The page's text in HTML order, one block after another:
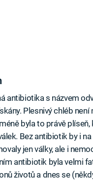
antibiotika s názvem
Plesnivý chléb
byla to právě
Bez antibiotik by i
jen války, ale i
antibiotik byla velmi
životů a dnes se